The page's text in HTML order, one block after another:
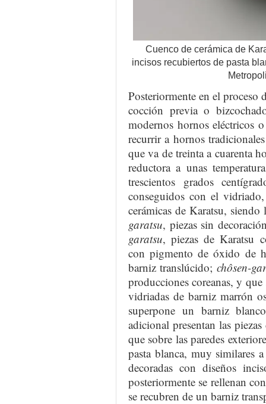
Cuenco de cerámica de
incisos recubiertos de pasta
Posteriormente en el proceso
cocción previa o
modernos hornos eléctricos
recurrir a hornos
que va de treinta a cuarenta
reductora a unas
trescientos grados
conseguidos con el
cerámicas de Karatsu,
garatsu, piezas sin
garatsu, piezas de Karatsu
con pigmento de óxido de
barniz translúcido; chôsen-
producciones coreanas, y que
vidriadas de barniz marrón
superpone un barniz
adicional presentan las
que sobre las paredes
pasta blanca, muy similares
decoradas con diseños
posteriormente se rellenan
se recubren de un barniz